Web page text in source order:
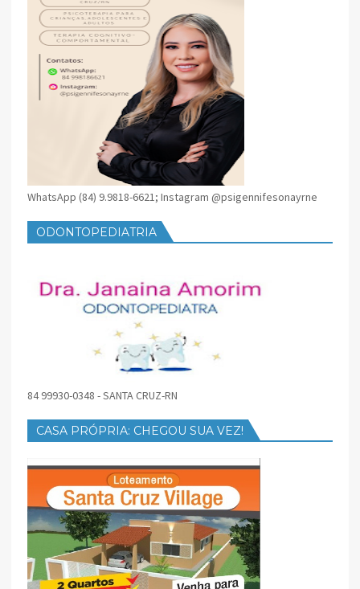
WhatsApp (84) 9.9818-6621; Instagram @psigennifesonayrne
ODONTOPEDIATRIA
84 99930-0348 - SANTA CRUZ-RN
CASA PRÓPRIA: CHEGOU SUA VEZ!